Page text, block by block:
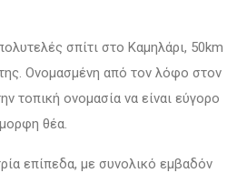
σπίτι στο Καμηλάρι, 50km
Ονομασμένη από τον λόφο στον
τοπική ονομασία να είναι εύγορο
θέα.
επίπεδα, με συνολικό εμβαδόν